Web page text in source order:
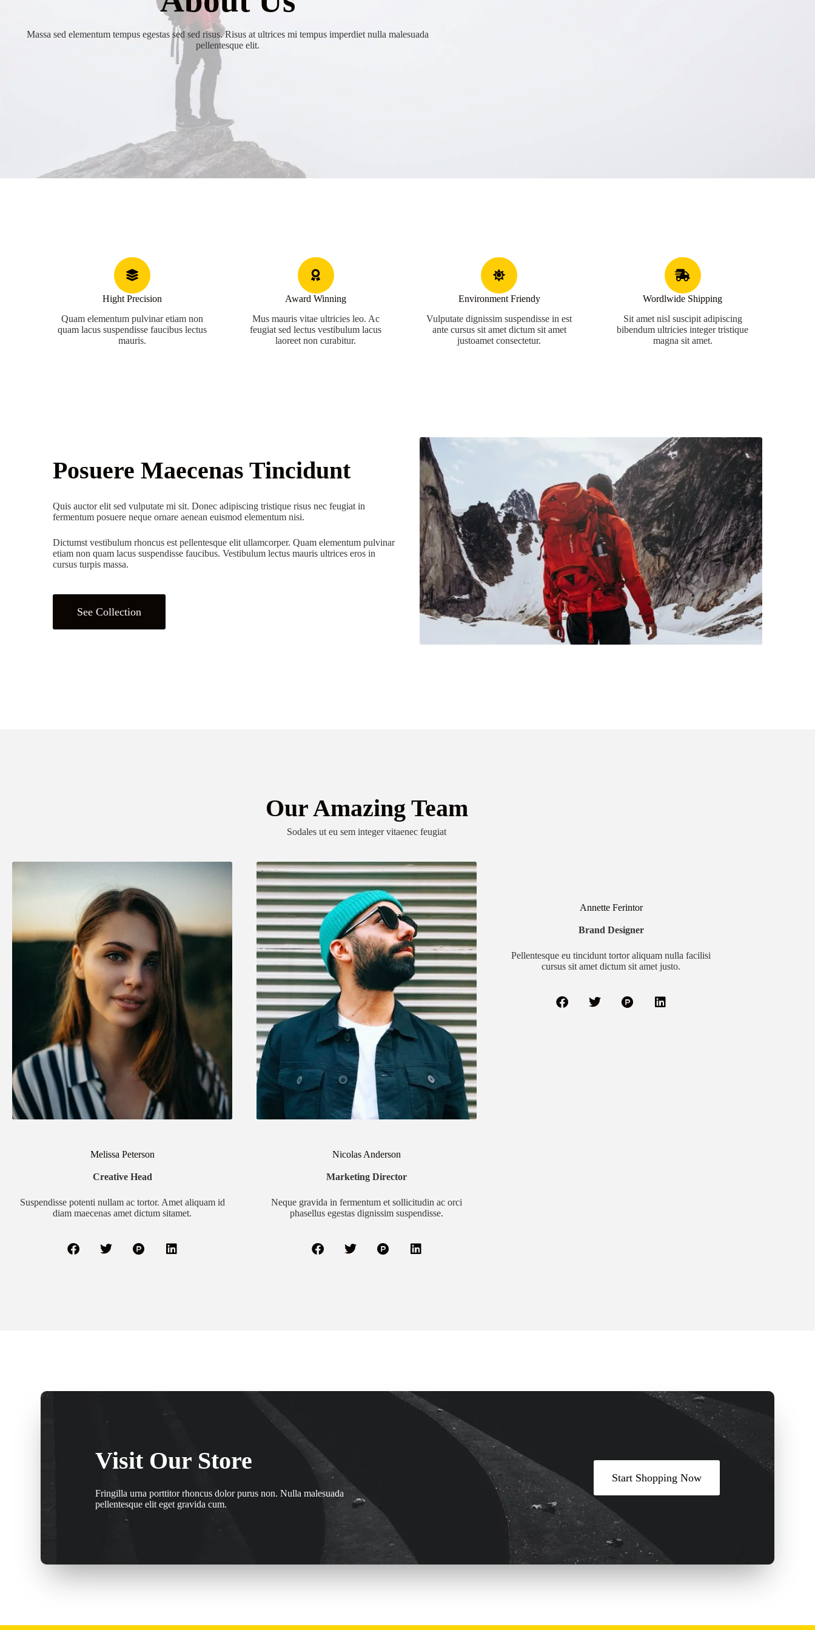
Massa sed elementum tempus egestas sed sed risus. Risus at ultrices mi tempus imperdiet nulla malesuada
pellentesque elit.
Hight Precision
Quam elementum pulvinar etiam non
quam lacus suspendisse faucibus lectus
mauris.
Award Winning
Mus mauris vitae ultricies leo. Ac
feugiat sed lectus vestibulum lacus
laoreet non curabitur.
Environment Friendy
Vulputate dignissim suspendisse in est
ante cursus sit amet dictum sit amet
justoamet consectetur.
Wordlwide Shipping
Sit amet nisl suscipit adipiscing
bibendum ultricies integer tristique
magna sit amet.
Posuere Maecenas Tincidunt
Quis auctor elit sed vulputate mi sit. Donec adipiscing tristique risus nec feugiat in
fermentum posuere neque ornare aenean euismod elementum nisi.
Dictumst vestibulum rhoncus est pellentesque elit ullamcorper. Quam elementum pulvinar
etiam non quam lacus suspendisse faucibus. Vestibulum lectus mauris ultrices eros in
cursus turpis massa.
See Collection
Our Amazing Team
Sodales ut eu sem integer vitaenec feugiat
Melissa Peterson
Creative Head
Suspendisse potenti nullam ac tortor. Amet aliquam id
diam maecenas amet dictum sitamet.
Nicolas Anderson
Marketing Director
Neque gravida in fermentum et sollicitudin ac orci
phasellus egestas dignissim suspendisse.
Annette Ferintor
Brand Designer
Pellentesque eu tincidunt tortor aliquam nulla facilisi
cursus sit amet dictum sit amet justo.
Visit Our Store
Fringilla urna porttitor rhoncus dolor purus non. Nulla malesuada
pellentesque elit eget gravida cum.
Start Shopping Now